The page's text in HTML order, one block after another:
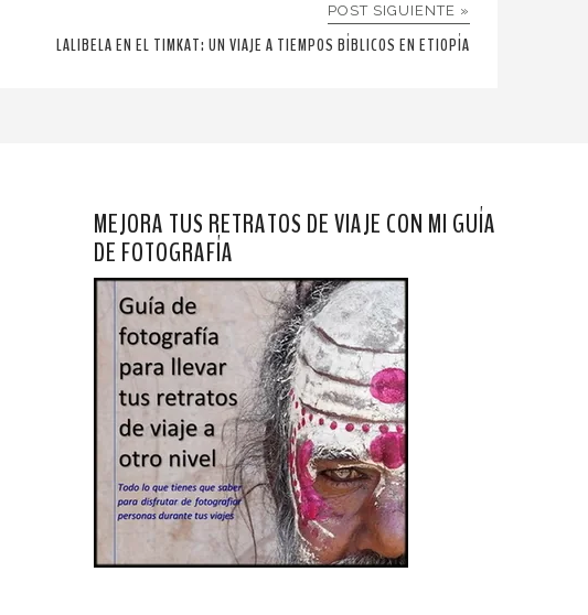
POST SIGUIENTE »
LALIBELA EN EL TIMKAT: UN VIAJE A TIEMPOS BÍBLICOS EN ETIOPÍA
MEJORA TUS RETRATOS DE VIAJE CON MI GUÍA
DE FOTOGRAFÍA